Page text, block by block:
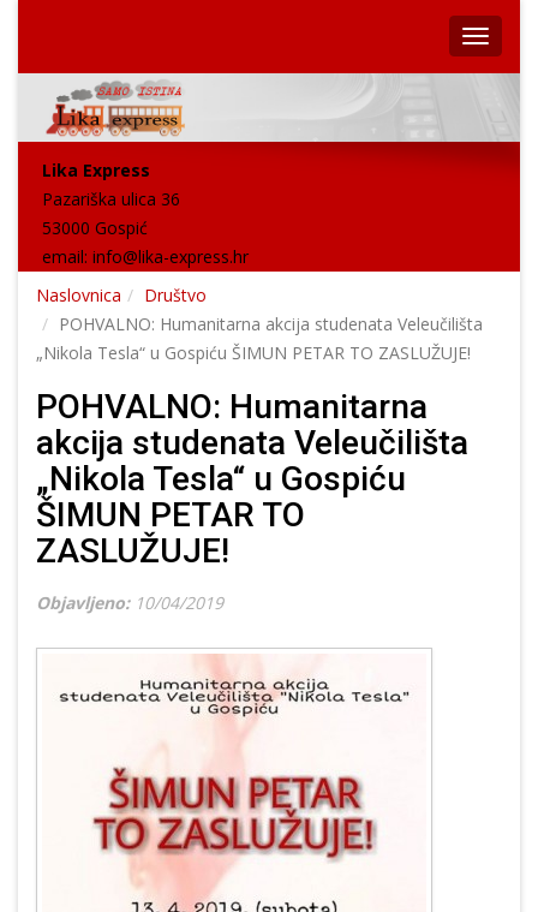
Lika Express
Pazariška ulica 36
53000 Gospić
email: info@lika-express.hr
Naslovnica
Društvo
POHVALNO: Humanitarna akcija studenata Veleučilišta
„Nikola Tesla“ u Gospiću ŠIMUN PETAR TO ZASLUŽUJE!
POHVALNO: Humanitarna
akcija studenata Veleučilišta
„Nikola Tesla“ u Gospiću
ŠIMUN PETAR TO
ZASLUŽUJE!
Objavljeno: 10/04/2019